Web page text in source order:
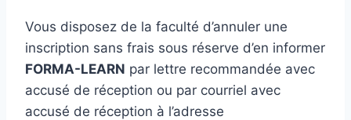
Vous disposez de la faculté d’annuler une
inscription sans frais sous réserve d’en informer
FORMA-LEARN par lettre recommandée avec
accusé de réception ou par courriel avec
accusé de réception à l’adresse